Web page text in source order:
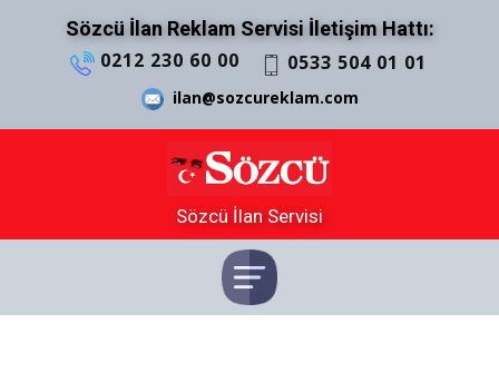
Sözcü İlan Reklam Servisi İletişim Hattı:
0212 230 60 00 0533 504 01 01
ilan@sozcureklam.com
Sözcü İlan Servisi